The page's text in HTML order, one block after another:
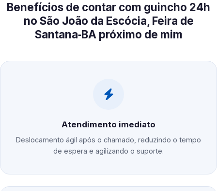
Benefícios de contar com guincho 24h
no São João da Escócia, Feira de
Santana‑BA próximo de mim
Atendimento imediato
Deslocamento ágil após o chamado, reduzindo o tempo
de espera e agilizando o suporte.